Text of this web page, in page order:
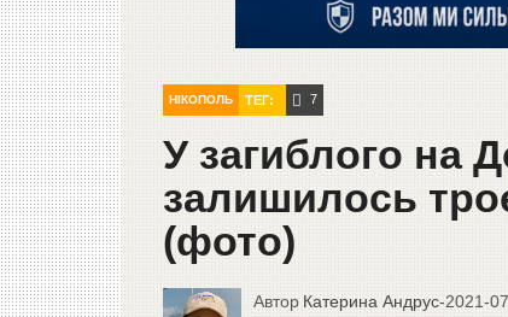
НІКОПОЛЬ ТЕГ: 7
У загиблого на
залишилось
(фото)
Автор Катерина Андрус-2021-